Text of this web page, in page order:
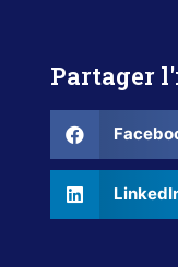
Partager